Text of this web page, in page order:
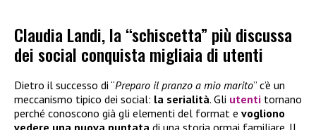
Claudia Landi, la “schiscetta” più discussa
dei social conquista migliaia di utenti
Dietro il successo di “Preparo il pranzo a mio marito” c’è un
meccanismo tipico dei social: la serialità. Gli utenti tornano
perché conoscono già gli elementi del format e vogliono